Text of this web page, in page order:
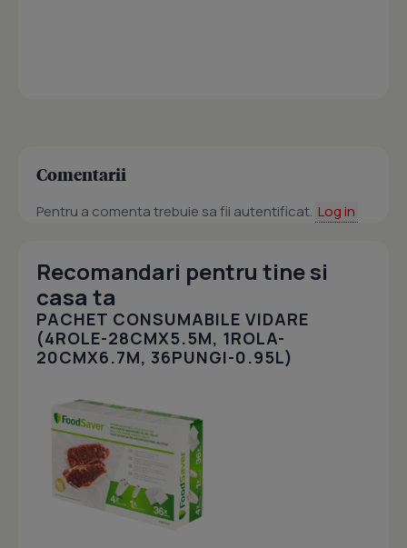
Comentarii
Pentru a comenta trebuie sa fii autentificat. Log in
Recomandari pentru tine si
casa ta
PACHET CONSUMABILE VIDARE
(4ROLE-28CMX5.5M, 1ROLA-
20CMX6.7M, 36PUNGI-0.95L)